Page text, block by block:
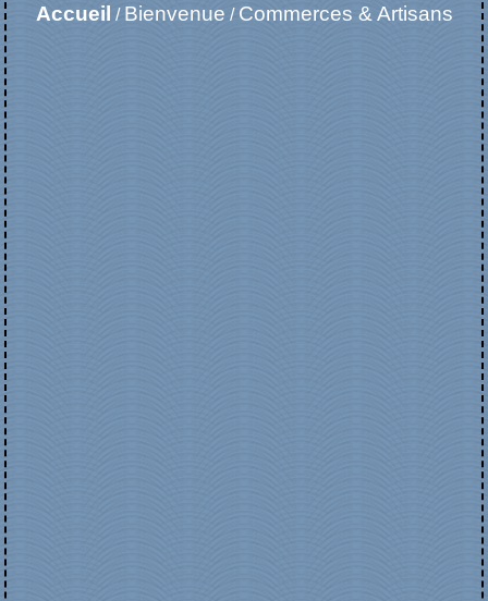
Accueil / Bienvenue / Commerces & Artisans